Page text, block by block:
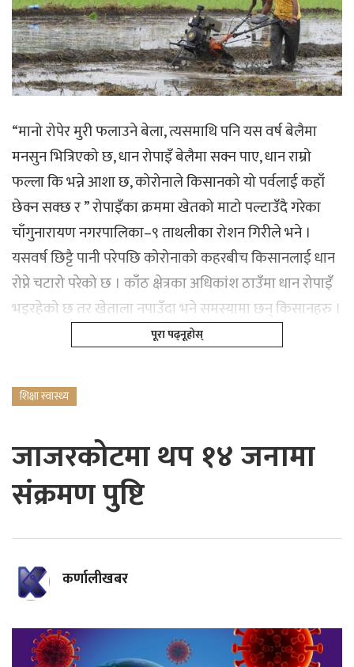
“मानो रोपेर मुरी फलाउने बेला, त्यसमाथि पनि यस वर्ष बेलैमा
मनसुन भित्रिएको छ, धान रोपाइँ बेलैमा सक्न पाए, धान राम्रो
फल्ला कि भन्ने आशा छ, कोरोनाले किसानको यो पर्वलाई कहाँ
छेक्न सक्छ र ” रोपाइँका क्रममा खेतको माटो पल्टाउँदै गरेका
चाँगुनारायण नगरपालिका–९ ताथलीका रोशन गिरीले भने ।
यसवर्ष छिट्टै पानी परेपछि कोरोनाको कहरबीच किसानलाई धान
रोप्ने चटारो परेको छ । काँठ क्षेत्रका अधिकांश ठाउँमा धान रोपाइँ
भइरहेको छ तर खेताला नपाउँदा भने समस्यामा छन् किसानहरु ।
पूरा पढ्नूहोस्
शिक्षा स्वास्थ्य
जाजरकोटमा थप १४ जनामा
संक्रमण पुष्टि
कर्णालीखबर